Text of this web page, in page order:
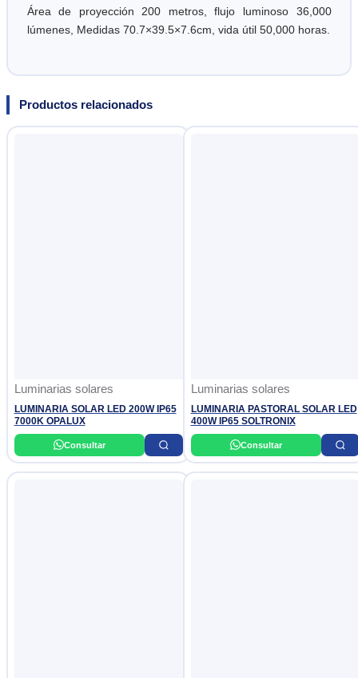
Área de proyección 200 metros, flujo luminoso 36,000
lúmenes, Medidas 70.7×39.5×7.6cm, vida útil 50,000 horas.
Productos relacionados
Luminarias solares
LUMINARIA SOLAR LED 200W IP65
7000K OPALUX
Consultar
Luminarias solares
LUMINARIA PASTORAL SOLAR LED
400W IP65 SOLTRONIX
Consultar